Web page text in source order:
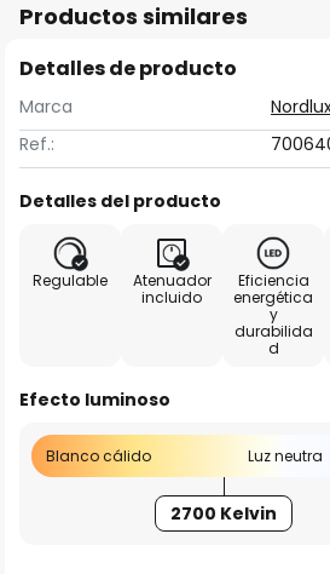
Productos similares
Detalles de producto
Marca
Ref.:
Detalles del producto
Regulable
Atenuador
incluido
Eficiencia
energética
y
durabilida
d
Efecto luminoso
Blanco cálido Luz neutra
2700 Kelvin